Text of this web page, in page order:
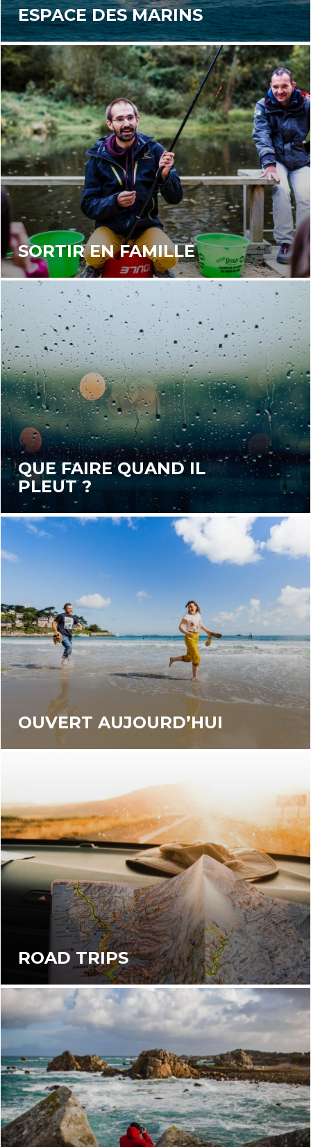
ESPACE DES MARINS
SORTIR EN FAMILLE
QUE FAIRE QUAND IL
PLEUT ?
OUVERT AUJOURD’HUI
ROAD TRIPS